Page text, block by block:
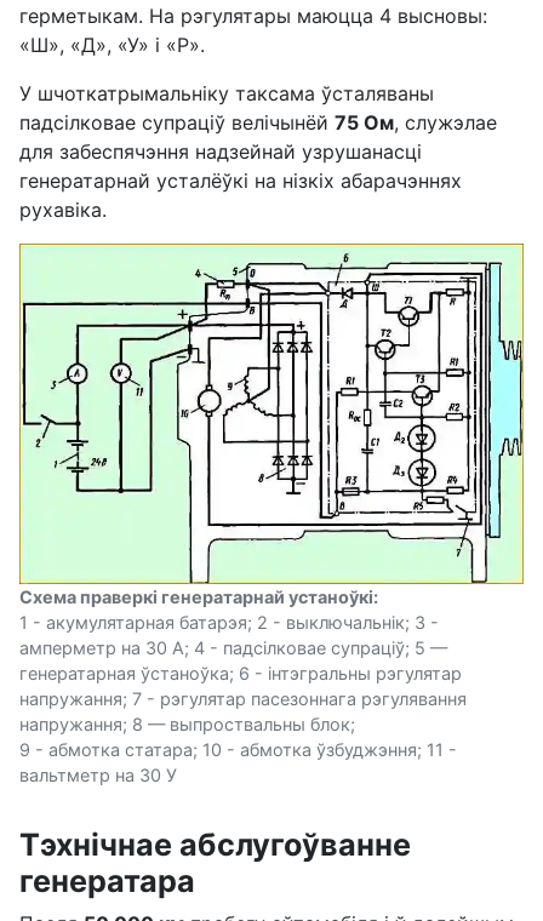
герметыкам. На рэгулятары маюцца 4 высновы:
«Ш», «Д», «У» і «Р».
У шчоткатрымальніку таксама ўсталяваны
падсілковае супраціў велічынёй 75 Ом, служэлае
для забеспячэння надзейнай узрушанасці
генератарнай усталёўкі на нізкіх абарачэннях
рухавіка.
Схема праверкі генератарнай устаноўкі:
1 - акумулятарная батарэя; 2 - выключальнік; 3 -
амперметр на 30 А; 4 - падсілковае супраціў; 5 —
генератарная ўстаноўка; 6 - інтэгральны рэгулятар
напружання; 7 - рэгулятар пасезоннага рэгулявання
напружання; 8 — выпроствальны блок;
9 - абмотка статара; 10 - абмотка ўзбуджэння; 11 -
вальтметр на 30 У
Тэхнічнае абслугоўванне
генератара